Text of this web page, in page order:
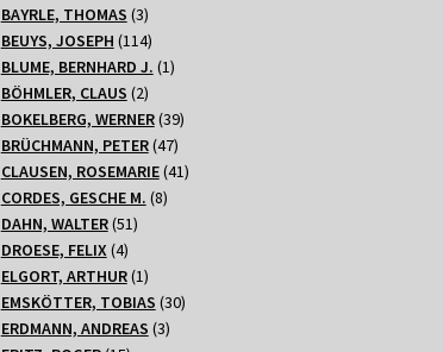
Produkte
BAYRLE, THOMAS 33
Produkte
BEUYS, JOSEPH 114114
Produkte
BLUME, BERNHARD J. 11
BÖHMLER, CLAUS 22
Produkte
BOKELBERG, WERNER 3939
BRÜCHMANN, PETER 4747
Produkte
CLAUSEN, ROSEMARIE 4141
CORDES, GESCHE M. 88
DAHN, WALTER 5151
DROESE, FELIX 44
Produkte
ELGORT, ARTHUR 11
Produkt
EMSKÖTTER, TOBIAS 3030
ERDMANN, ANDREAS 33